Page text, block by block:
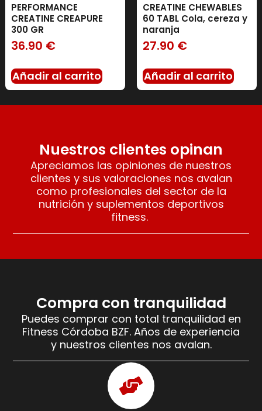
PERFORMANCE
CREATINE CREAPURE
300 GR
36.90 €
Añadir al carrito
CREATINE CHEWABLES
60 TABL Cola, cereza y
naranja
27.90 €
Añadir al carrito
Nuestros clientes opinan
Apreciamos las opiniones de nuestros
clientes y sus valoraciones nos avalan
como profesionales del sector de la
nutrición y suplementos deportivos
fitness.
Compra con tranquilidad
Puedes comprar con total tranquilidad en
Fitness Córdoba BZF. Años de experiencia
y nuestros clientes nos avalan.